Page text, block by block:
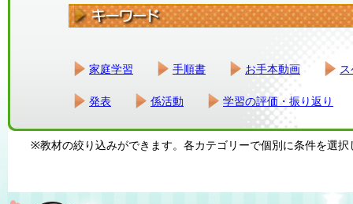
家庭学習 手順書 お手本動画
発表 係活動 学習の評価・振り返り
※教材の絞り込みができます。各カテゴリーで個別に条件を選択